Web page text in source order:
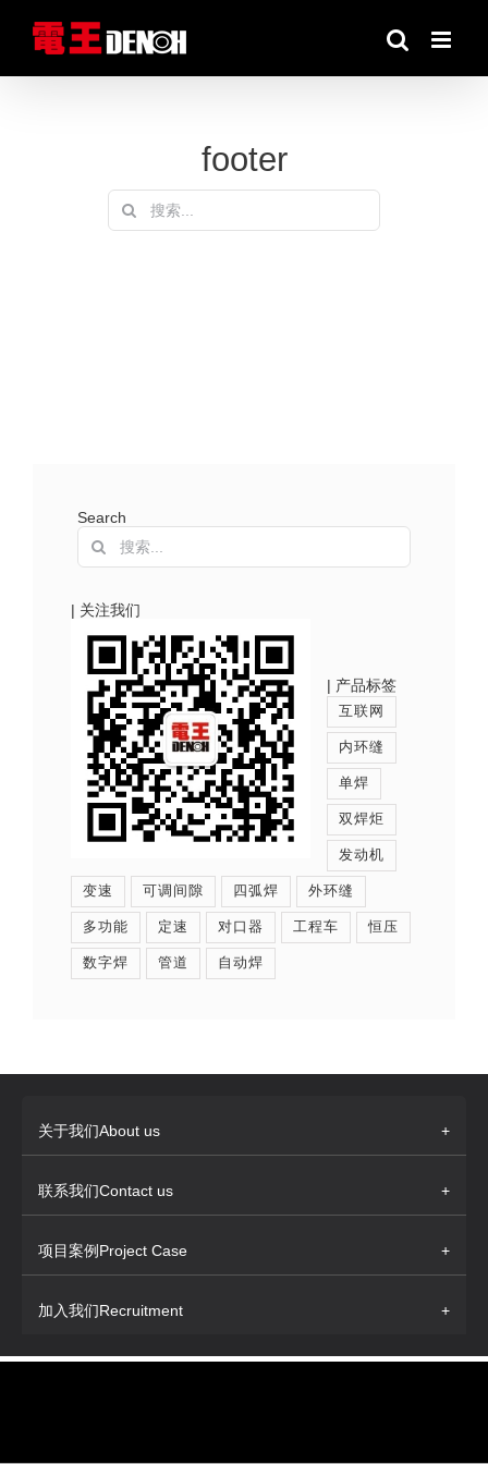
内
footer
搜
索：
Search
搜
索：
| 关注我们
| 产品标签
互联网
内环缝
单焊
双焊炬
发动机
变速 可调间隙 四弧焊 外环缝
多功能 定速 对口器 工程车 恒压
数字焊 管道 自动焊
关于我们About us +
联系我们Contact us +
项目案例Project Case +
加入我们Recruitment +